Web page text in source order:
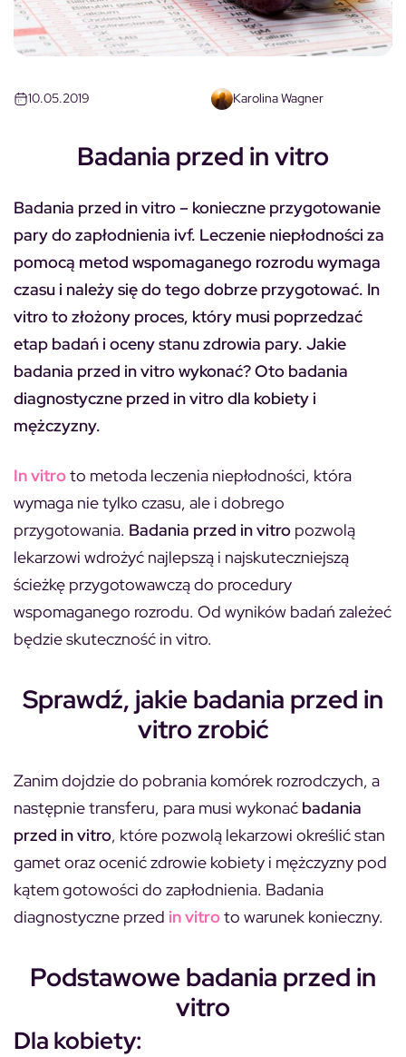
10.05.2019 Karolina Wagner
Badania przed in vitro
Badania przed in vitro– konieczne przygotowanie
pary do zapłodnienia ivf. Leczenie niepłodności za
pomocą metod wspomaganego rozrodu wymaga
czasu i należy się do tego dobrze przygotować. In
vitro to złożony proces, który musi poprzedzać
etap badań i oceny stanu zdrowia pary. Jakie
badania przed in vitro wykonać? Oto badania
diagnostyczne przed in vitro dla kobiety i
mężczyzny.
In vitroto metoda leczenia niepłodności, która
wymaga nie tylko czasu, ale i dobrego
przygotowania. Badania przed in vitro pozwolą
lekarzowi wdrożyć najlepszą i najskuteczniejszą
ścieżkę przygotowawczą do procedury
wspomaganego rozrodu. Od wyników badań zależeć
będzie skuteczność in vitro.
Sprawdź, jakie badania przed in
vitro zrobić
Zanim dojdzie do pobrania komórek rozrodczych, a
następnie transferu, para musi wykonać badania
przed in vitro, które pozwolą lekarzowi określić stan
gamet oraz ocenić zdrowie kobiety i mężczyzny pod
kątem gotowości do zapłodnienia. Badania
diagnostyczne przed in vitroto warunek konieczny.
Podstawowe badania przed in
vitro
Dla kobiety: